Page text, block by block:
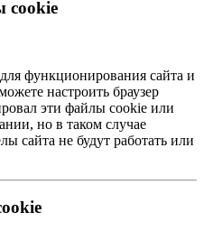
cookie
функционирования сайта и
настроить браузер
эти файлы cookie или
но в таком случае
сайта не будут работать или